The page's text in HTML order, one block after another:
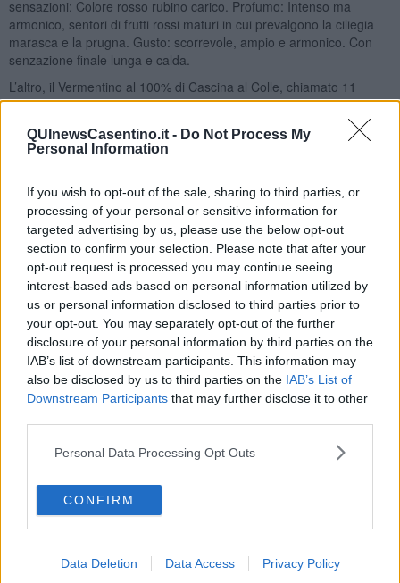
QUInewsCasentino.it - Do Not Process My
Personal Information
If you wish to opt-out of the sale, sharing to third parties, or
processing of your personal or sensitive information for
targeted advertising by us, please use the below opt-out
section to confirm your selection. Please note that after your
opt-out request is processed you may continue seeing
interest-based ads based on personal information utilized by
us or personal information disclosed to third parties prior to
your opt-out. You may separately opt-out of the further
disclosure of your personal information by third parties on the
IAB’s list of downstream participants. This information may
also be disclosed by us to third parties on the IAB’s List of
Downstream Participants that may further disclose it to other
Personal Data Processing Opt Outs
CONFIRM
Data Deletion Data Access Privacy Policy
sensazioni: Colore rosso rubino carico. Profumo: Intenso ma
armonico, sentori di frutti rossi maturi in cui prevalgono la ciliegia
marasca e la prugna. Gusto: scorrevole, ampio e armonico. Con
senzazione finale lunga e calda.
L’altro, il Vermentino al 100% di Cascina al Colle, chiamato 11
perché collegato alla storia della famiglia Cerbai la quale furono in
Colore: giallo pagliero con riflessi verdognoli. Profumo: armonico
leggera freschezza.
Lasciando la struttura abitativa verso la cima della collina vi
troverete un panorama a 360 gradi dal quale vediamo i vigneti e il
golfo di Baratti.
Nadio Stronchi
Se vuoi leggere le notizie principali della Toscana iscriviti alla
Newsletter QUInews - ToscanaMedia.Arriva gratis tutti i giorni
alle 20:00 direttamente nella tua casella di posta.
Basta cliccareQUI
Fotogallery